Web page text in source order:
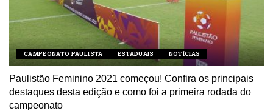
CAMPEONATO PAULISTA ESTADUAIS NOTÍCIAS
Paulistão Feminino 2021 começou! Confira os principais
destaques desta edição e como foi a primeira rodada do
campeonato